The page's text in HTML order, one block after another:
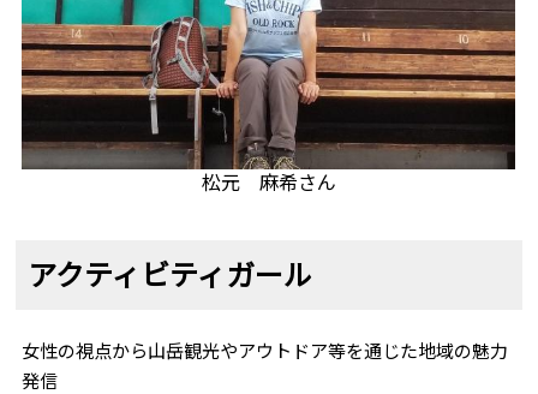
松元 麻希さん
アクティビティガール
女性の視点から山岳観光やアウトドア等を通じた地域の魅力
発信